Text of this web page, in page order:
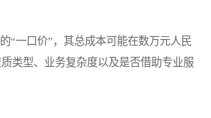
一口价”，其总成本可能在数万元人民
类型、业务复杂度以及是否借助专业服